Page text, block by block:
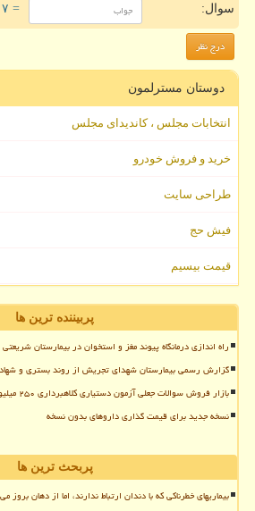
سوال: = ۷ بعلاوه ۳
دوستان مسترلمون
انتخابات مجلس ، کاندیدای مجلس
خرید و فروش خودرو
طراحی سایت
فیش حج
قیمت بیسیم
پربیننده ترین ها
راه اندازی درمانگاه پیوند مغز و استخوان در بیمارستان شریعتی
گزارش رسمی بیمارستان شهدای تجریش از روند بستری و
بازار فروش سوالات جعلی آزمون دستیاری کلاهبرداری ۲۵۰ میلیون تومانی از داوطلبان
نسخه جدید برای قیمت گذاری داروهای بدون نسخه
پربحث ترین ها
بیماریهای خطرناکی که با دندان ارتباط ندارند، اما از دهان بروز